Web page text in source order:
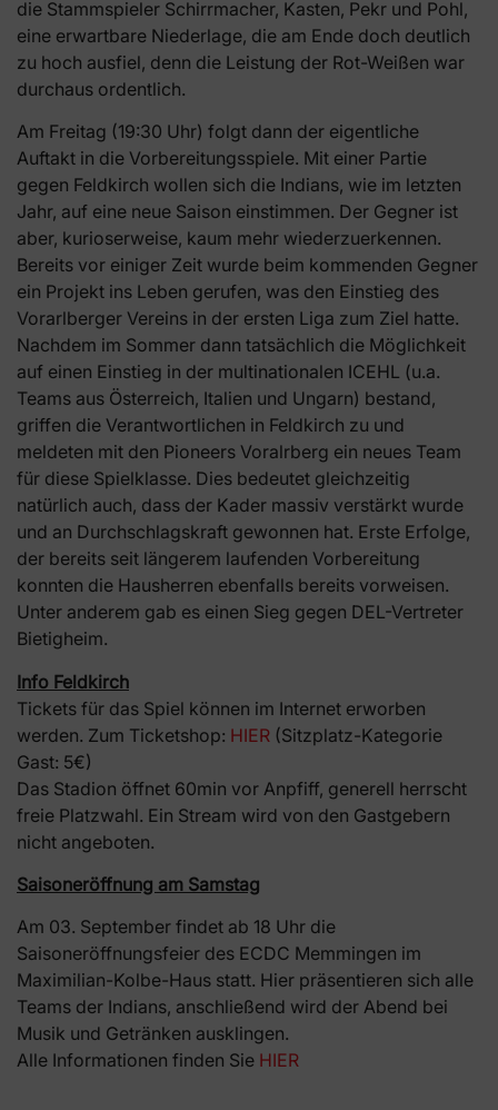
die Stammspieler Schirrmacher, Kasten, Pekr und Pohl,
eine erwartbare Niederlage, die am Ende doch deutlich
zu hoch ausfiel, denn die Leistung der Rot-Weißen war
durchaus ordentlich.
Am Freitag (19:30 Uhr) folgt dann der eigentliche
Auftakt in die Vorbereitungsspiele. Mit einer Partie
gegen Feldkirch wollen sich die Indians, wie im letzten
Jahr, auf eine neue Saison einstimmen. Der Gegner ist
aber, kurioserweise, kaum mehr wiederzuerkennen.
Bereits vor einiger Zeit wurde beim kommenden Gegner
ein Projekt ins Leben gerufen, was den Einstieg des
Vorarlberger Vereins in der ersten Liga zum Ziel hatte.
Nachdem im Sommer dann tatsächlich die Möglichkeit
auf einen Einstieg in der multinationalen ICEHL (u.a.
Teams aus Österreich, Italien und Ungarn) bestand,
griffen die Verantwortlichen in Feldkirch zu und
meldeten mit den Pioneers Voralrberg ein neues Team
für diese Spielklasse. Dies bedeutet gleichzeitig
natürlich auch, dass der Kader massiv verstärkt wurde
und an Durchschlagskraft gewonnen hat. Erste Erfolge,
der bereits seit längerem laufenden Vorbereitung
konnten die Hausherren ebenfalls bereits vorweisen.
Unter anderem gab es einen Sieg gegen DEL-Vertreter
Bietigheim.
Info Feldkirch
Tickets für das Spiel können im Internet erworben
werden. Zum Ticketshop: HIER (Sitzplatz-Kategorie
Gast: 5€)
Das Stadion öffnet 60min vor Anpfiff, generell herrscht
freie Platzwahl. Ein Stream wird von den Gastgebern
nicht angeboten.
Saisoneröffnung am Samstag
Am 03. September findet ab 18 Uhr die
Saisoneröffnungsfeier des ECDC Memmingen im
Maximilian-Kolbe-Haus statt. Hier präsentieren sich alle
Teams der Indians, anschließend wird der Abend bei
Musik und Getränken ausklingen.
Alle Informationen finden Sie HIER